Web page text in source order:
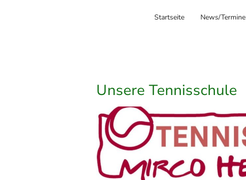
Startseite News/Termine
Unsere Tennisschule